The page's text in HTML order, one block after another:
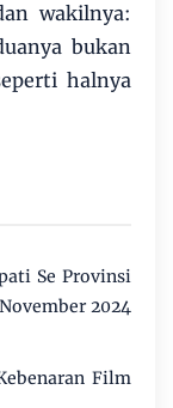
wakilnya:
bukan
halnya
Se Provinsi
2024
Film